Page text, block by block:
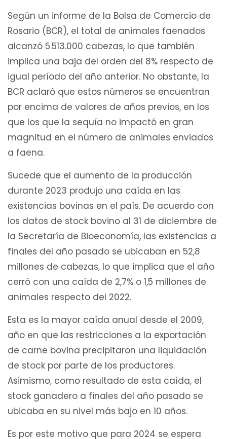
Según un informe de la Bolsa de Comercio de
Rosario (BCR), el total de animales faenados
alcanzó 5.513.000 cabezas, lo que también
implica una baja del orden del 8% respecto de
igual período del año anterior. No obstante, la
BCR aclaró que estos números se encuentran
por encima de valores de años previos, en los
que los que la sequía no impactó en gran
magnitud en el número de animales enviados
a faena.
Sucede que el aumento de la producción
durante 2023 produjo una caída en las
existencias bovinas en el país. De acuerdo con
los datos de stock bovino al 31 de diciembre de
la Secretaría de Bioeconomía, las existencias a
finales del año pasado se ubicaban en 52,8
millones de cabezas, lo que implica que el año
cerró con una caída de 2,7% o 1,5 millones de
animales respecto del 2022.
Esta es la mayor caída anual desde el 2009,
año en que las restricciones a la exportación
de carne bovina precipitaron una liquidación
de stock por parte de los productores.
Asimismo, como resultado de esta caída, el
stock ganadero a finales del año pasado se
ubicaba en su nivel más bajo en 10 años.
Es por este motivo que para 2024 se espera